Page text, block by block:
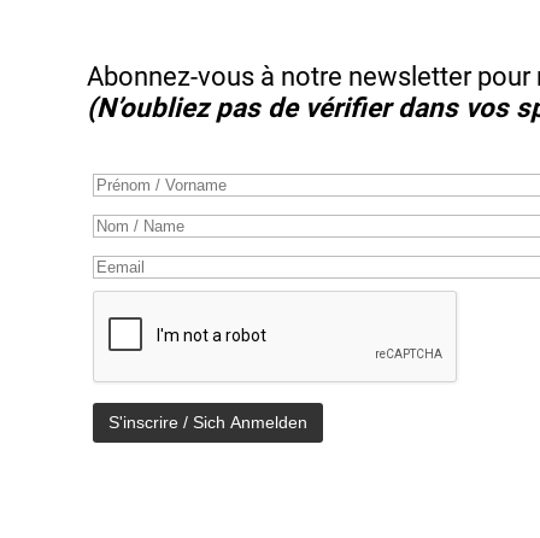
Abonnez-vous à notre newsletter
(N’oubliez pas de vérifier dans vos